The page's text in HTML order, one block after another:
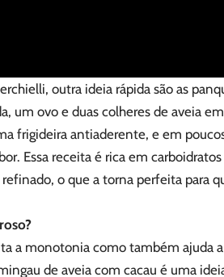
outra ideia rápida são as
um ovo e duas colheres de aveia
frigideira antiaderente, e em
Essa receita é rica em
o que a torna perfeita para
a monotonia como também ajuda
de aveia com cacau é uma